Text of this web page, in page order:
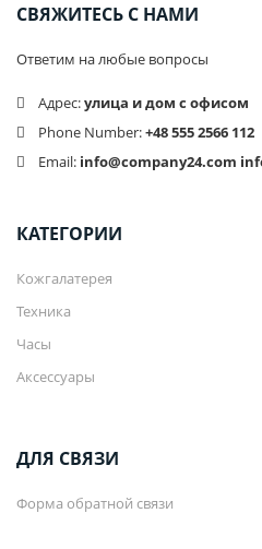
СВЯЖИТЕСЬ С НАМИ
Ответим на любые вопросы
Адрес:улица и дом с офисом
Phone Number:+48 555 2566 112
Email: info@company24.com
КАТЕГОРИИ
Кожгалатерея
Техника
Часы
Аксессуары
ДЛЯ СВЯЗИ
Форма обратной связи